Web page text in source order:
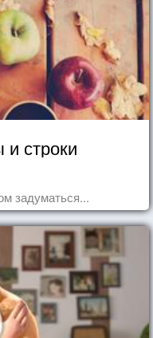
строки
задуматься...